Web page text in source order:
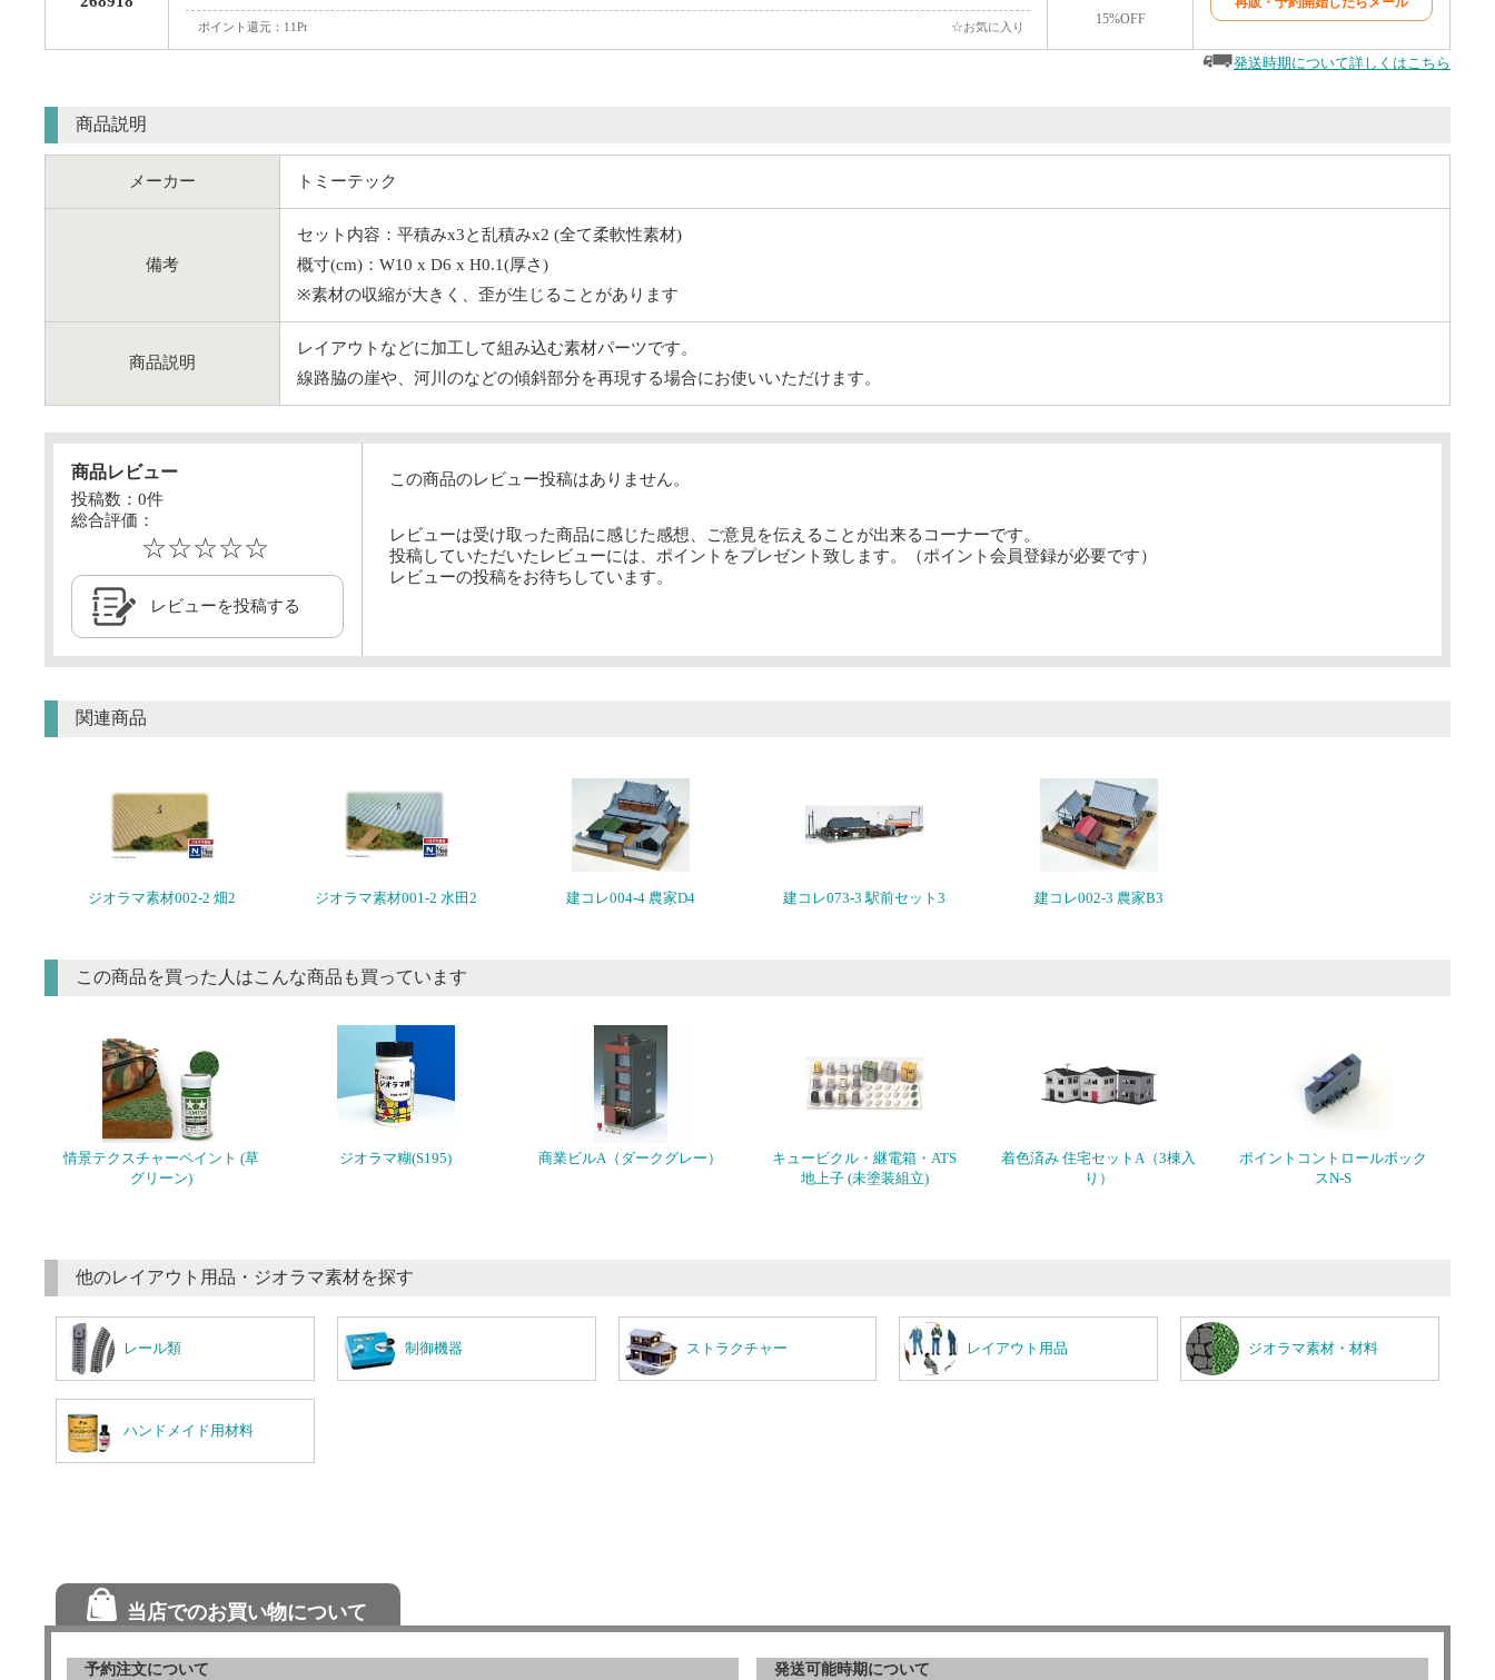
ポイント還元：11Pt ☆お気に入り 15%OFF
発送時期について詳しくはこちら
商品説明
メーカー トミーテック
備考
セット内容：平積みx3と乱積みx2 (全て柔軟性素材)
概寸(cm)：W10 x D6 x H0.1(厚さ)
※素材の収縮が大きく、歪が生じることがあります
商品説明
レイアウトなどに加工して組み込む素材パーツです。
線路脇の崖や、河川のなどの傾斜部分を再現する場合にお使いいただけます。
商品レビュー
投稿数： 0件
総合評価：
☆☆☆☆☆
レビューを投稿する
この商品のレビュー投稿はありません。
レビューは受け取った商品に感じた感想、ご意見を伝えることが出来るコーナーです。
投稿していただいたレビューには、ポイントをプレゼント致します。（ポイント会員登録が必要です）
レビューの投稿をお待ちしています。
関連商品
ジオラマ素材002-2 畑2 ジオラマ素材001-2 水田2 建コレ004-4 農家D4 建コレ073-3 駅前セット3 建コレ002-3 農家B3
この商品を買った人はこんな商品も買っています
情景テクスチャーペイント (草
グリーン)
ジオラマ糊(S195) 商業ビルA（ダークグレー）
キュービクル・継電箱・ATS
地上子 (未塗装組立)
着色済み 住宅セットA（3棟入
り）
ポイントコントロールボック
スN-S
他のレイアウト用品・ジオラマ素材を探す
レール類 制御機器 ストラクチャー レイアウト用品 ジオラマ素材・材料
ハンドメイド用材料
当店でのお買い物について
予約注文について 発送可能時期について